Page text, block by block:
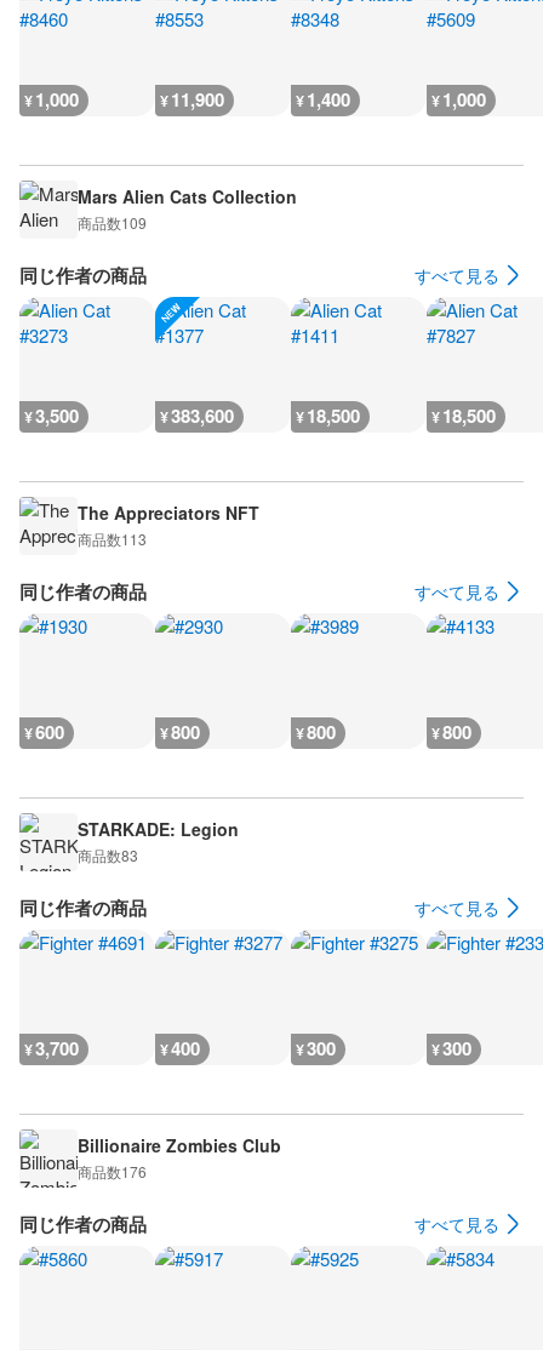
¥1,000 ¥11,900 ¥1,400 ¥1,000
Mars Alien Cats Collection
商品数109
同じ作者の商品 すべて見る
¥3,500 ¥383,600 ¥18,500 ¥18,500
The Appreciators NFT
商品数113
同じ作者の商品 すべて見る
¥600 ¥800 ¥800 ¥800
STARKADE: Legion
商品数83
同じ作者の商品 すべて見る
¥3,700 ¥400 ¥300 ¥300
Billionaire Zombies Club
商品数176
同じ作者の商品 すべて見る